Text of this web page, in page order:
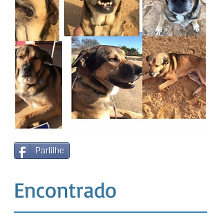
Partilhe
Encontrado